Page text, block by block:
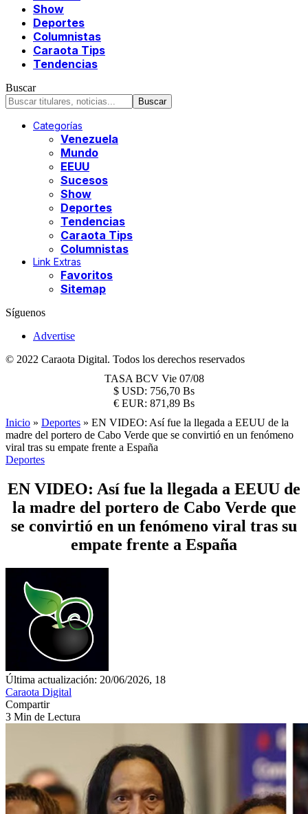
Show
Deportes
Columnistas
Caraota Tips
Tendencias
Buscar
Categorías
Venezuela
Mundo
EEUU
Sucesos
Show
Deportes
Tendencias
Caraota Tips
Columnistas
Link Extras
Favoritos
Sitemap
Síguenos
Advertise
© 2022 Caraota Digital. Todos los derechos reservados
TASA BCV Vie 07/08
$ USD: 756,70 Bs
€ EUR: 871,89 Bs
Inicio » Deportes » EN VIDEO: Así fue la llegada a EEUU de la
madre del portero de Cabo Verde que se convirtió en un fenómeno
viral tras su empate frente a España
Deportes
EN VIDEO: Así fue la llegada a EEUU de
la madre del portero de Cabo Verde que
se convirtió en un fenómeno viral tras su
empate frente a España
Última actualización: 20/06/2026, 18
Caraota Digital
Compartir
3 Min de Lectura